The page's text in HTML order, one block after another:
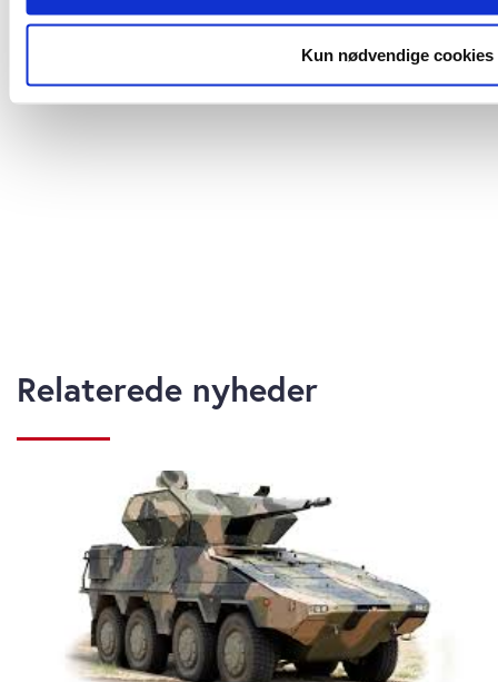
Identificere din enhed baseret på en scanning af
Kun nødvendige cookies
Relaterede nyheder